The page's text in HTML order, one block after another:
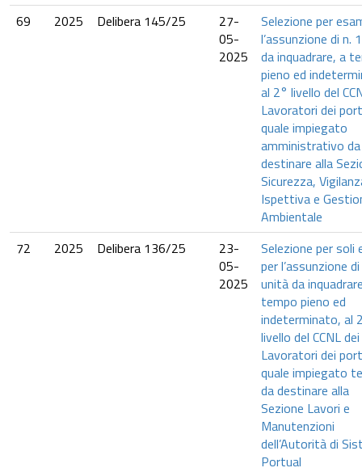
69
2025 Delibera 145/25
27-
05-
2025
Selezione per
l’assunzione di n.
da inquadrare, a
pieno ed
al 2° livello del
Lavoratori dei
quale impiegato
amministrativo da
destinare alla
Sicurezza,
Ispettiva e
Ambientale
72
2025 Delibera 136/25
23-
05-
2025
Selezione per soli
per l’assunzione
unità da
tempo pieno ed
indeterminato, al
livello del CCNL dei
Lavoratori dei
quale impiegato
da destinare alla
Sezione Lavori e
Manutenzioni
dell’Autorità di
Portual